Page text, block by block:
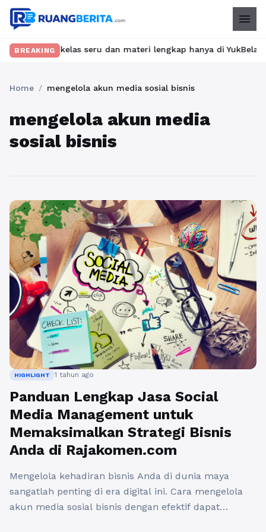
menu
BREAKING
kelas seru dan materi lengkap hanya di
Home / mengelola akun media sosial bisnis
mengelola akun media
sosial bisnis
HIGHLIGHT 1 tahun ago
Panduan Lengkap Jasa Social
Media Management untuk
Memaksimalkan Strategi Bisnis
Anda di Rajakomen.com
Mengelola kehadiran bisnis Anda di dunia maya
sangatlah penting di era digital ini. Cara mengelola
akun media sosial bisnis dengan efektif dapat